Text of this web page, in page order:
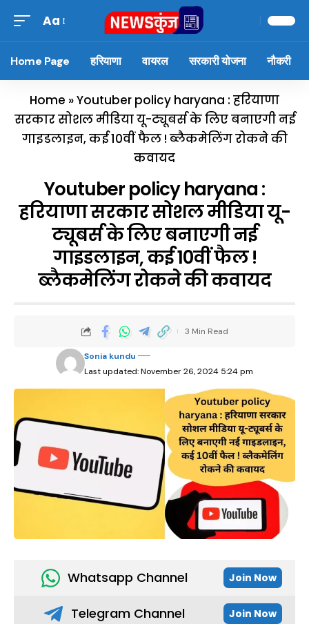
Aa
Home Page हरियाणा वायरल सरकारी योजना नौकरी
Home »Youtuber policy haryana : हरियाणा
सरकार सोशल मीडिया यू-ट्यूबर्स के लिए बनाएगी नई
गाइडलाइन, कई 10वीं फैल ! ब्लैकमेलिंग रोकने की
कवायद
Youtuber policy haryana :
हरियाणा सरकार सोशल मीडिया यू-
ट्यूबर्स के लिए बनाएगी नई
गाइडलाइन, कई 10वीं फैल !
ब्लैकमेलिंग रोकने की कवायद
Last updated: November 26, 2024 5:24 pm
Sonia kundu
3 Min Read
Whatsapp Channel Join Now
Telegram Channel Join Now